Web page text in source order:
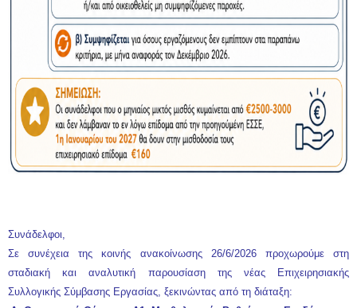
Συνάδελφοι,
Σε συνέχεια τηςκοινής ανακοίνωσης 26/6/2026 προχωρούμε στη
σταδιακή και αναλυτική παρουσίαση της νέας Επιχειρησιακής
Συλλογικής Σύμβασης Εργασίας, ξεκινώντας από τη διάταξη: